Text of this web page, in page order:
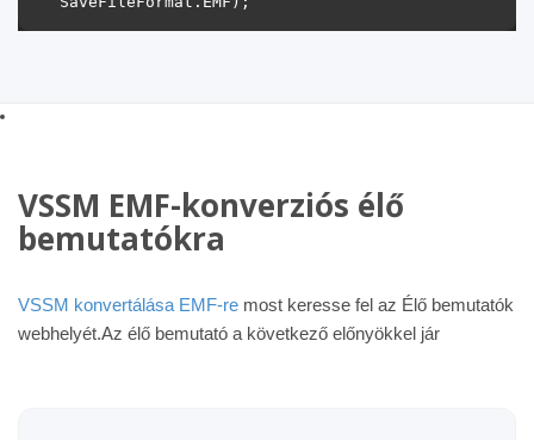
VSSM EMF-konverziós élő
bemutatókra
VSSM konvertálása EMF-re most keresse fel az Élő bemutatók
webhelyét.Az élő bemutató a következő előnyökkel jár